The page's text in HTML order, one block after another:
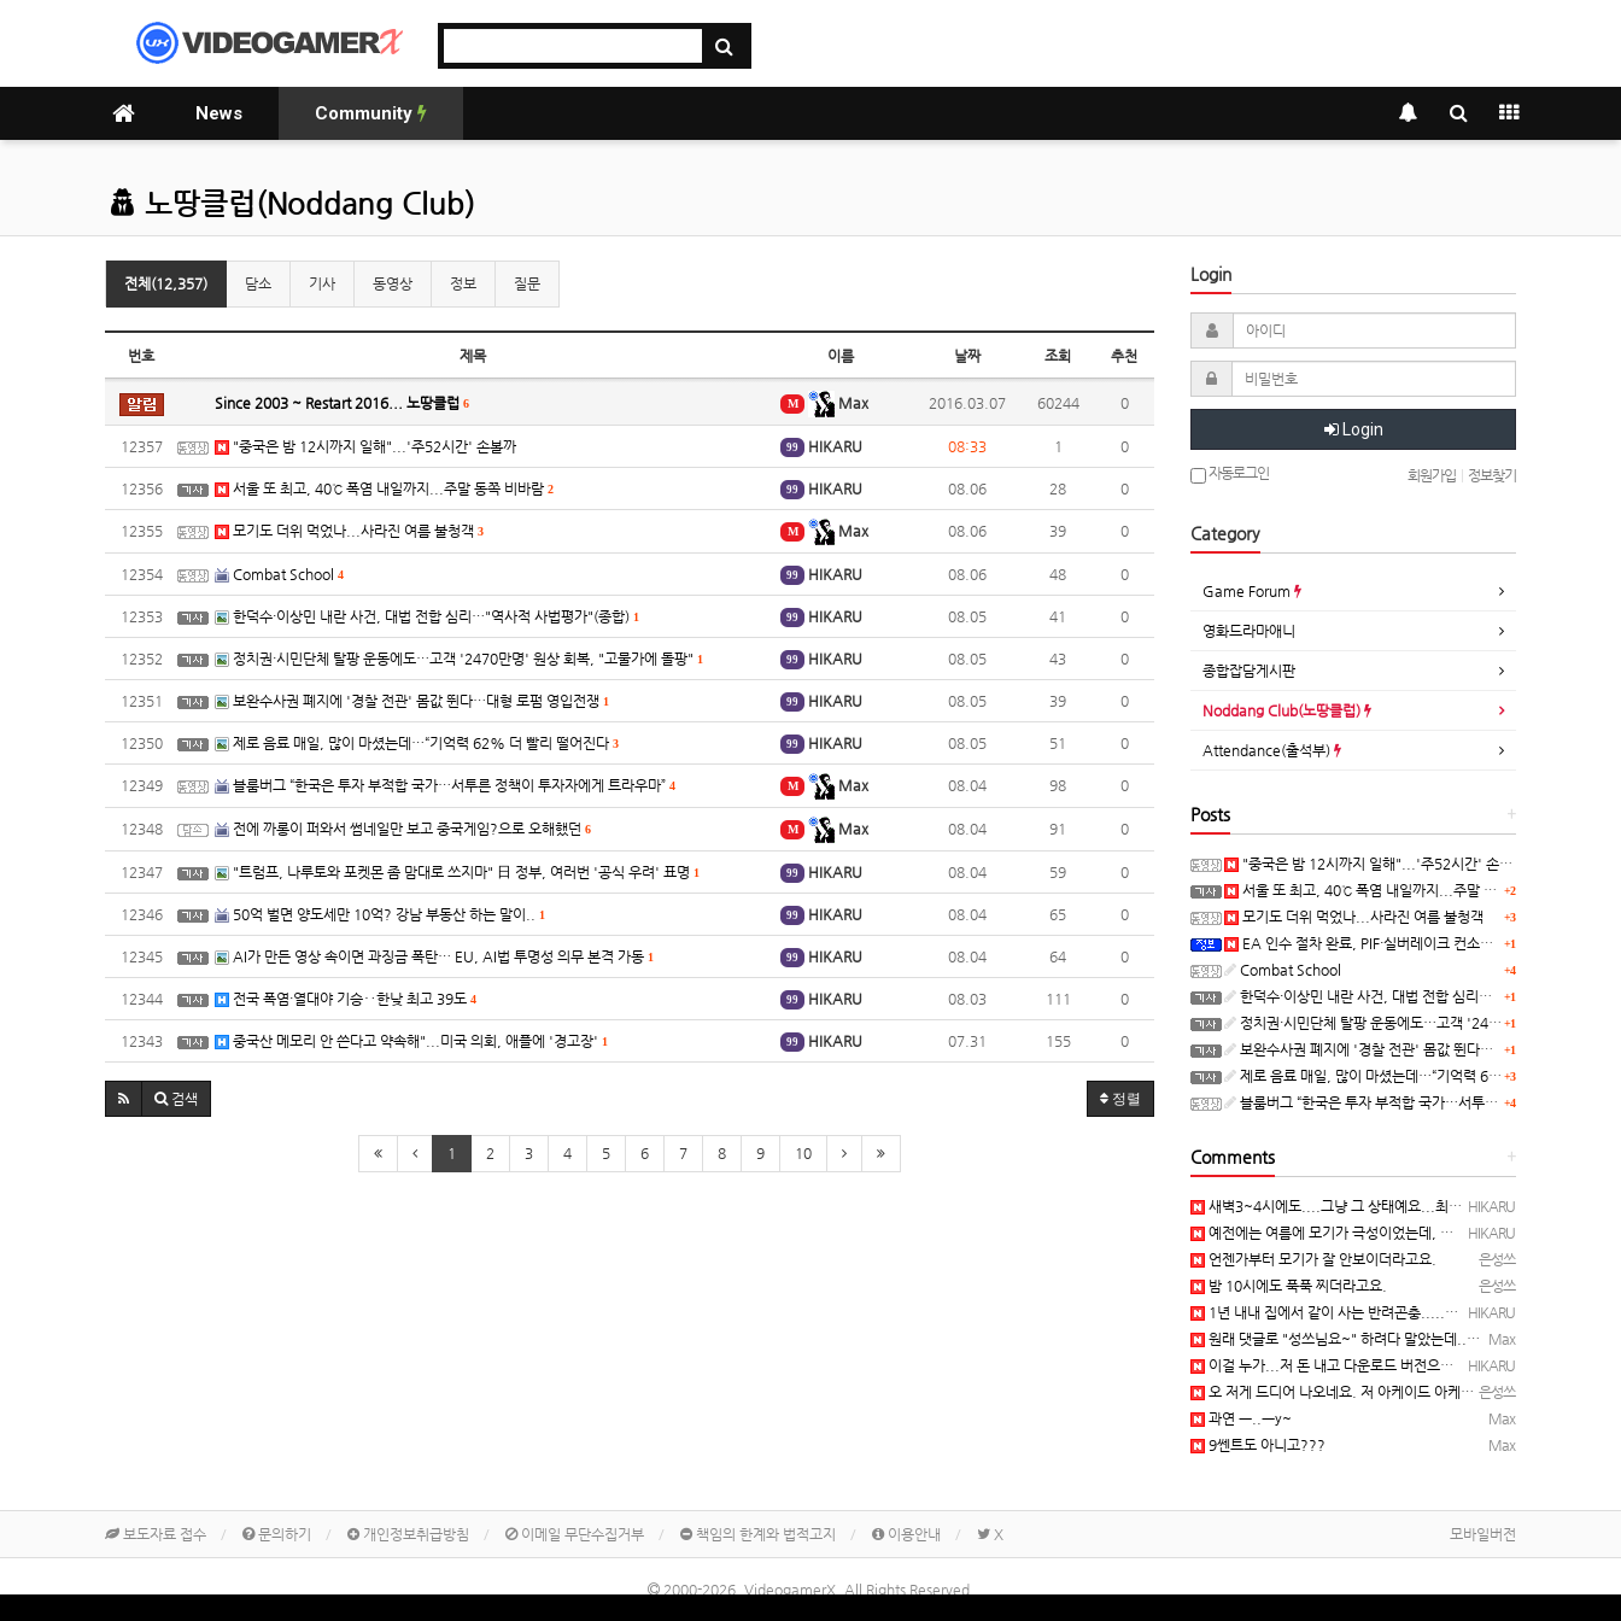
News Community
노땅클럽(Noddang Club)
전체(12,357) 담소 기사 동영상 정보 질문
번호 제목 이름 날짜 조회 추천
Since 2003 ~ Restart 2016... 노땅클럽 6 M Max 2016.03.07 60244 0
12357 "중국은 밤 12시까지 일해"...'주52시간' 손볼까 99 HIKARU 08:33 1 0
12356 서울 또 최고, 40℃ 폭염 내일까지...주말 동쪽 비바람 2 99 HIKARU 08.06 28 0
12355 모기도 더위 먹었나...사라진 여름 불청객 3 M Max 08.06 39 0
12354 Combat School 4 99 HIKARU 08.06 48 0
12353 한덕수·이상민 내란 사건, 대법 전합 심리…"역사적 사법평가"(종합) 1 99 HIKARU 08.05 41 0
12352 정치권·시민단체 탈팡 운동에도…고객 '2470만명' 원상 회복, "고물가에 돌팡" 1 99 HIKARU 08.05 43 0
12351 보완수사권 폐지에 '경찰 전관' 몸값 뛴다…대형 로펌 영입전쟁 1 99 HIKARU 08.05 39 0
12350 제로 음료 매일, 많이 마셨는데…“기억력 62% 더 빨리 떨어진다 3 99 HIKARU 08.05 51 0
12349 블룸버그 “한국은 투자 부적합 국가…서투른 정책이 투자자에게 트라우마” 4 M Max 08.04 98 0
12348 전에 까롱이 퍼와서 썸네일만 보고 중국게임?으로 오해했던 6 M Max 08.04 91 0
12347 "트럼프, 나루토와 포켓몬 좀 맘대로 쓰지마" 日 정부, 여러번 '공식 우려' 표명 1 99 HIKARU 08.04 59 0
12346 50억 벌면 양도세만 10억? 강남 부동산 하는 말이.. 1 99 HIKARU 08.04 65 0
12345 AI가 만든 영상 속이면 과징금 폭탄… EU, AI법 투명성 의무 본격 가동 1 99 HIKARU 08.04 64 0
12344 전국 폭염·열대야 기승‥한낮 최고 39도 4 99 HIKARU 08.03 111 0
12343 중국산 메모리 안 쓴다고 약속해"...미국 의회, 애플에 '경고장' 1 99 HIKARU 07.31 155 0
정렬
검색
1 2 3 4 5 6 7 8 9 10
Login
Login
자동로그인 회원가입 정보찾기
Category
Game Forum
영화드라마애니
종합잡담게시판
Noddang Club(노땅클럽)
Attendance(출석부)
+
Posts
"중국은 밤 12시까지 일해"...'주52시간' 손볼까
+2
서울 또 최고, 40℃ 폭염 내일까지...주말 동쪽 비바람
+3
모기도 더위 먹었나...사라진 여름 불청객
+1
EA 인수 절차 완료, PIF·실버레이크 컨소시엄 산하 편입
+4
Combat School
+1
한덕수·이상민 내란 사건, 대법 전합 심리…"역사적 사법평가"(종합)
+1
정치권·시민단체 탈팡 운동에도…고객 '2470만명' 원상 회복, "고물가에 돌팡"
+1
보완수사권 폐지에 '경찰 전관' 몸값 뛴다…대형 로펌 영입전쟁
+3
제로 음료 매일, 많이 마셨는데…“기억력 62% 더 빨리 떨어진다
+4
블룸버그 “한국은 투자 부적합 국가…서투른 정책이 투자자에게 트라우마”
+
Comments
HIKARU
새벽3~4시에도....그냥 그 상태예요...최근 1주일은....
HIKARU
예전에는 여름에 모기가 극성이었는데, 여름에는 안나오는 것 같은.....ㅎ ㅎ)
은성쓰
언젠가부터 모기가 잘 안보이더라고요.
은성쓰
밤 10시에도 푹푹 찌더라고요.
HIKARU
1년 내내 집에서 같이 사는 반려곤충.....이죠...
Max
원래 댓글로 "성쓰님요~" 하려다 말았는데... 본인 등판 ㅡ..ㅡy~
HIKARU
이걸 누가...저 돈 내고 다운로드 버전으로 하냐... 성쓰님이 계셨다!!!...
은성쓰
오 저게 드디어 나오네요. 저 아케이드 아케이브즈 게임 많이 샀는데요 ㅎㅎㅎ
Max
과연 ㅡ..ㅡy~
Max
9쎈트도 아니고???
보도자료 접수 문의하기 개인정보취급방침 이메일 무단수집거부 책임의 한계와 법적고지 이용안내 X 모바일버전
2000-2026, VideogamerX. All Rights Reserved.